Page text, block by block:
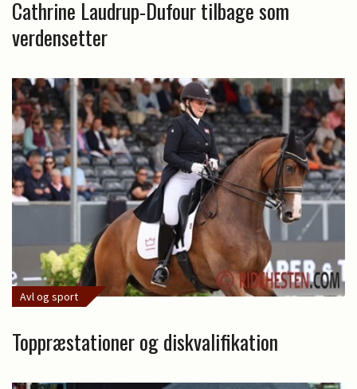
Cathrine Laudrup-Dufour tilbage som
verdensetter
Avl og sport
Toppræstationer og diskvalifikation